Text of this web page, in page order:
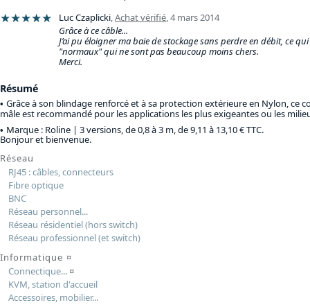
★★★★★ Luc Czaplicki,Achat vérifié,4 mars 2014
Grâce à ce câble...
J’ai pu éloigner ma baie de stockage sans perdre en débit, ce qui
"normaux" qui ne sont pas beaucoup moins chers.
Merci.
Résumé
Grâce à son blindage renforcé et à sa protection extérieure en Nylon, ce
mâle est recommandé pour les applications les plus exigeantes ou les
Marque : Roline | 3 versions, de 0,8 à 3 m, de 9,11 à 13,10 € TTC.
Bonjour et bienvenue.
Réseau
RJ45 : câbles, connecteurs
Fibre optique
BNC
Réseau personnel...
Réseau résidentiel (hors switch)
Réseau professionnel (et switch)
Informatique ¤
Connectique...¤
KVM, station d'accueil
Accessoires, mobilier...